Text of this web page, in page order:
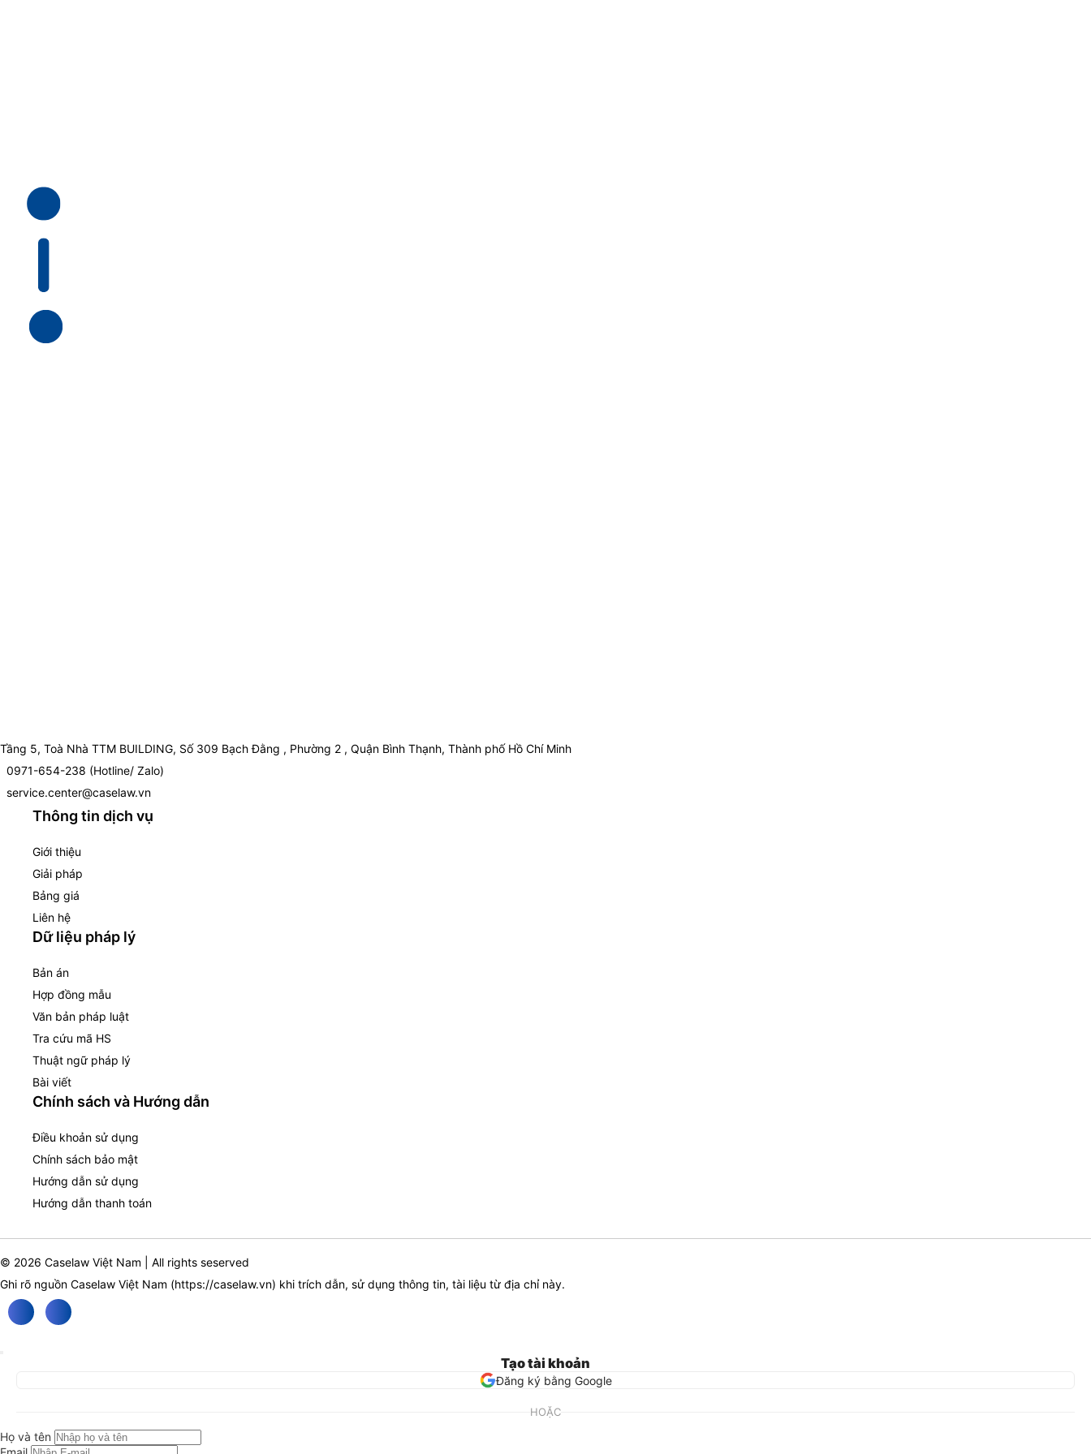
Tầng 5, Toà Nhà TTM BUILDING, Số 309 Bạch Đằng , Phường 2 , Quận Bình Thạnh, Thành phố Hồ Chí Minh
0971-654-238 (Hotline/ Zalo)
service.center@caselaw.vn
Thông tin dịch vụ
Giới thiệu
Giải pháp
Bảng giá
Liên hệ
Dữ liệu pháp lý
Bản án
Hợp đồng mẫu
Văn bản pháp luật
Tra cứu mã HS
Thuật ngữ pháp lý
Bài viết
Chính sách và Hướng dẫn
Điều khoản sử dụng
Chính sách bảo mật
Hướng dẫn sử dụng
Hướng dẫn thanh toán
© 2026 Caselaw Việt Nam | All rights seserved
Ghi rõ nguồn Caselaw Việt Nam (https://caselaw.vn) khi trích dẫn, sử dụng thông tin, tài liệu từ địa chỉ này.
Tạo tài khoản
Đăng ký bằng Google
HOẶC
Họ và tên